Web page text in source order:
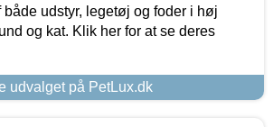
både udstyr, legetøj og foder i høj
og kat. Klik her for at se deres
udvalget på PetLux.dk